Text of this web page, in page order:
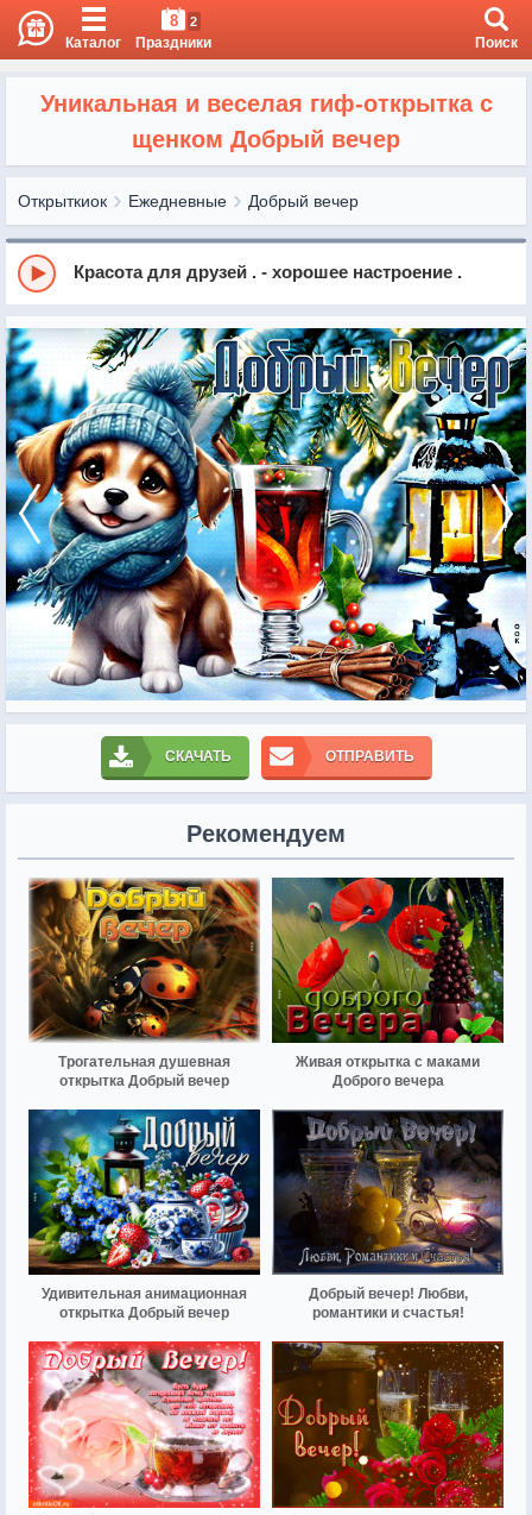
Каталог
8 2
Праздники Поиск
Уникальная и веселая гиф-открытка с
щенком Добрый вечер
Открыткиок Ежедневные Добрый вечер
Красота для друзей . - хорошее настроение .
СКАЧАТЬ ОТПРАВИТЬ
Рекомендуем
Трогательная душевная
открытка Добрый вечер
Живая открытка с маками
Доброго вечера
Удивительная анимационная
открытка Добрый вечер
Добрый вечер! Любви,
романтики и счастья!